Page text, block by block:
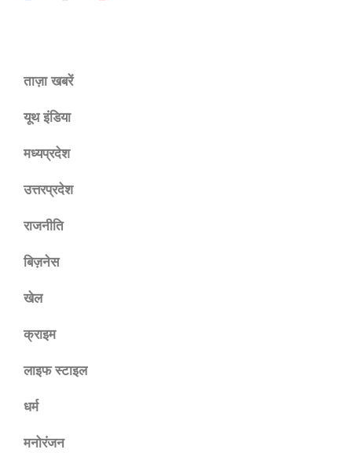
ताज़ा खबरें
यूथ इंडिया
मध्यप्रदेश
उत्तरप्रदेश
राजनीति
बिज़नेस
खेल
क्राइम
लाइफ स्टाइल
धर्म
मनोरंजन